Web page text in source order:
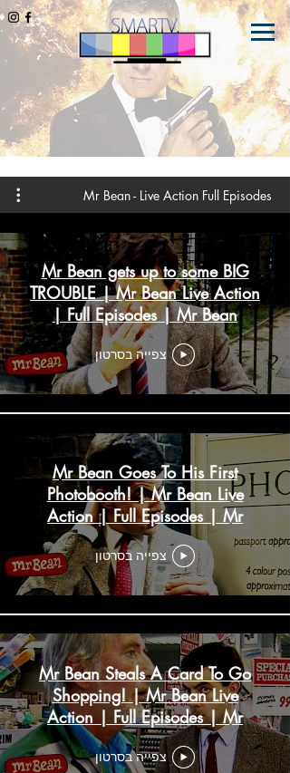
Mr Bean - Live Action Full Episodes
Mr Bean gets up to some BIG
TROUBLE | Mr Bean Live Action
| Full Episodes | Mr Bean
צפייה בסרטון
Mr Bean Goes To His First
Photobooth! | Mr Bean Live
Action | Full Episodes | Mr
Bean
צפייה בסרטון
Mr Bean Steals A Card To Go
Shopping! | Mr Bean Live
Action | Full Episodes | Mr
Bean
צפייה בסרטון